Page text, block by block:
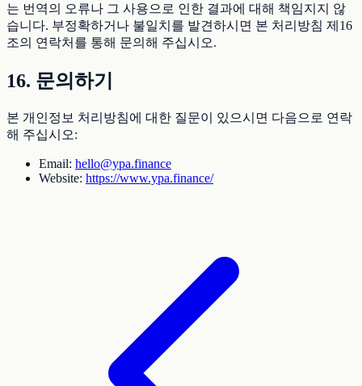
는 번역의 오류나 그 사용으로 인한 결과에 대해 책임지지 않
습니다. 부정확하거나 불일치를 발견하시면 본 처리방침 제16
조의 연락처를 통해 문의해 주십시오.
16. 문의하기
본 개인정보 처리방침에 대한 질문이 있으시면 다음으로 연락
해 주십시오:
Email: hello@ypa.finance
Website: https://www.ypa.finance/